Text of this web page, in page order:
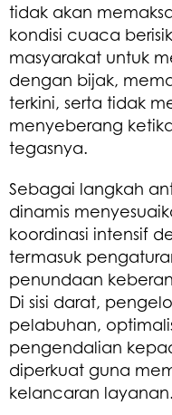
tidak akan
kondisi cuaca
masyarakat untuk
dengan bijak,
terkini, serta tidak
menyeberang
tegasnya.
Sebagai langkah
dinamis
koordinasi intensif
termasuk
penundaan
Di sisi darat,
pelabuhan,
pengendalian
diperkuat guna
kelancaran layanan.